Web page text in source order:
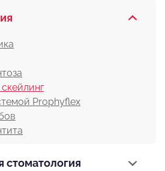
Prophyflex
стоматология